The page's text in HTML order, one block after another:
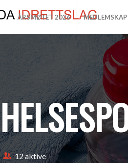
ÅRSMØTET 2026 MEDLEMSKAP
12 aktive